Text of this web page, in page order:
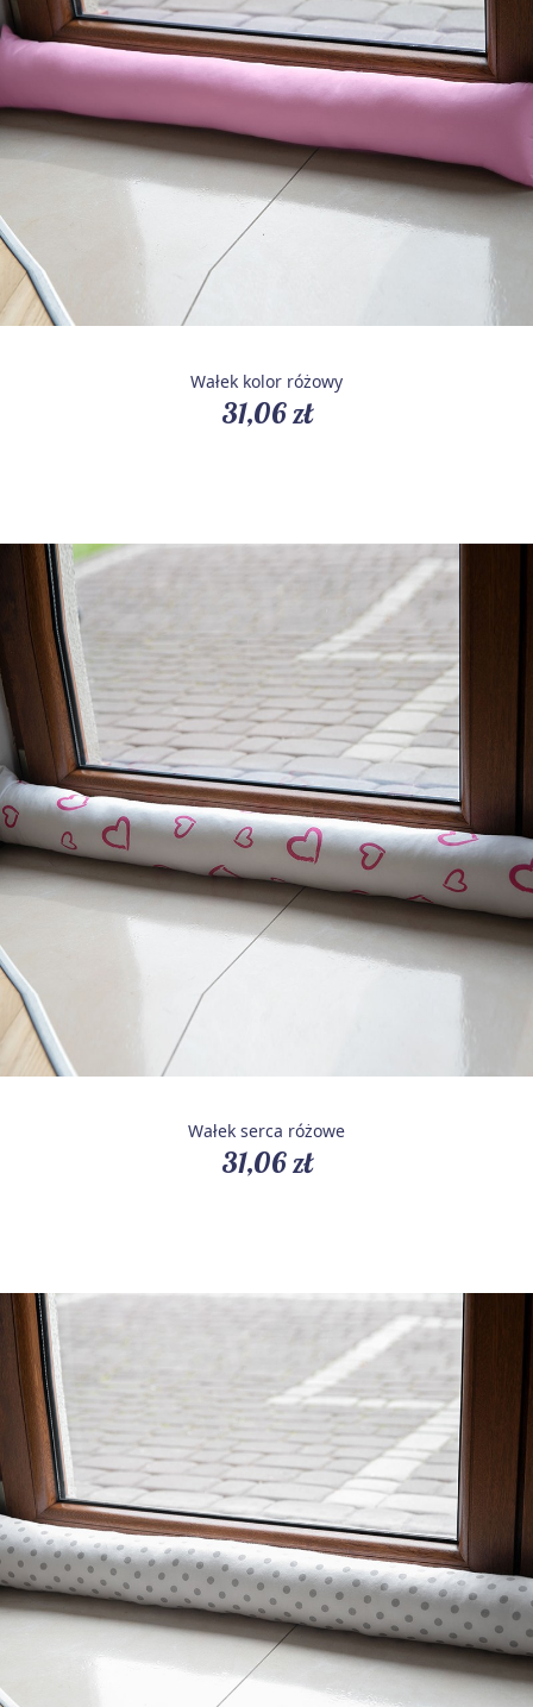
Wałek kolor różowy
31,06 zł
Wałek serca różowe
31,06 zł